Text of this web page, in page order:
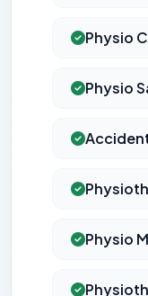
Physio
Physio
Physio